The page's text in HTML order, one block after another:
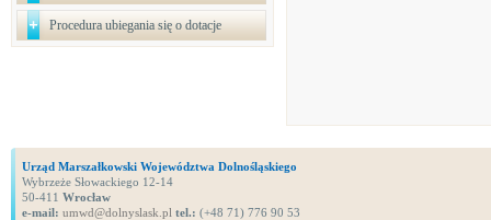
Procedura ubiegania się o dotacje
Urząd Marszałkowski Województwa Dolnośląskiego
Wybrzeże Słowackiego 12-14
50-411 Wrocław
e-mail: umwd@dolnyslask.pl tel.: (+48 71) 776 90 53